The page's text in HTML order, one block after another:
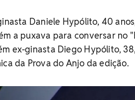
Daniele Hypólito, 40
a puxava para conversar no
ex-ginasta Diego Hypólito,
da Prova do Anjo da edição.